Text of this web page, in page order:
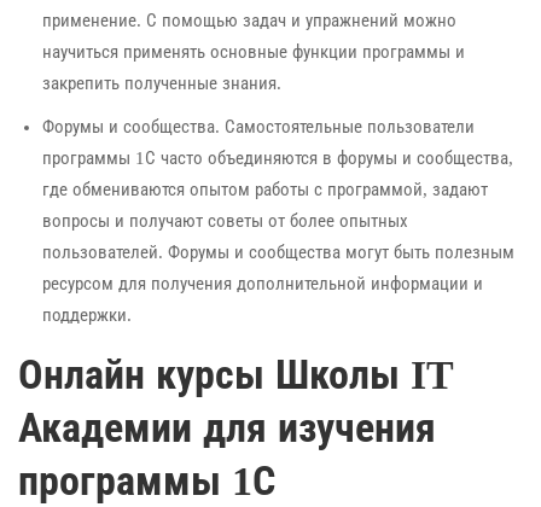
применение. С помощью задач и упражнений можно
научиться применять основные функции программы и
закрепить полученные знания.
Форумы и сообщества. Самостоятельные пользователи
программы 1С часто объединяются в форумы и сообщества,
где обмениваются опытом работы с программой, задают
вопросы и получают советы от более опытных
пользователей. Форумы и сообщества могут быть полезным
ресурсом для получения дополнительной информации и
поддержки.
Онлайн курсы Школы IT
Академии для изучения
программы 1С